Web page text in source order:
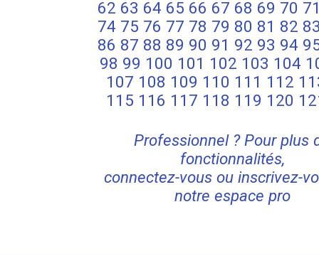
62 63 64 65 66 67 68 69 70
74 75 76 77 78 79 80 81 82
86 87 88 89 90 91 92 93 94
98 99 100 101 102 103 104
107 108 109 110 111 112
115 116 117 118 119 120
Professionnel ? Pour plus
fonctionnalités,
connectez-vous ou inscrivez-
notre espace pro